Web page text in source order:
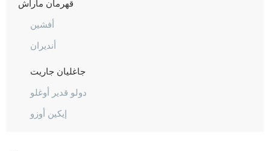
قهرمان ماراش
أفشين
أنديران
جاغليان جاريت
دولو قدير أوغلو
إيكين أوزو